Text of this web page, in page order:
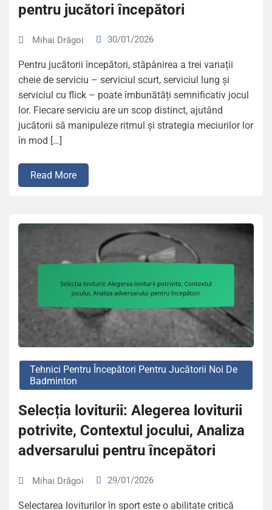
pentru jucători începători
Mihai Drăgoi 30/01/2026
Pentru jucătorii începători, stăpânirea a trei variații
cheie de serviciu – serviciul scurt, serviciul lung și
serviciul cu flick – poate îmbunătăți semnificativ jocul
lor. Fiecare serviciu are un scop distinct, ajutând
jucătorii să manipuleze ritmul și strategia meciurilor lor
în mod […]
Read More
Tehnici Pentru Începători Pentru Jucătorii Noi De
Badminton
Selecția loviturii: Alegerea loviturii
potrivite, Contextul jocului, Analiza
adversarului pentru începători
Mihai Drăgoi 29/01/2026
Selectarea loviturilor în sport este o abilitate critică